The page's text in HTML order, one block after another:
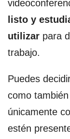
listo y
utilizar para
trabajo.
Puedes
como
únicamente
estén